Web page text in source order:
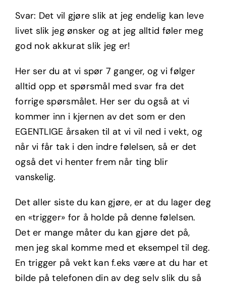
Svar: Det vil gjøre slik at jeg endelig kan leve
livet slik jeg ønsker og at jeg alltid føler meg
god nok akkurat slik jeg er!
Her ser du at vi spør 7 ganger, og vi følger
alltid opp et spørsmål med svar fra det
forrige spørsmålet. Her ser du også at vi
kommer inn i kjernen av det som er den
EGENTLIGE årsaken til at vi vil ned i vekt, og
når vi får tak i den indre følelsen, så er det
også det vi henter frem når ting blir
vanskelig.
Det aller siste du kan gjøre, er at du lager deg
en «trigger» for å holde på denne følelsen.
Det er mange måter du kan gjøre det på,
men jeg skal komme med et eksempel til deg.
En trigger på vekt kan f.eks være at du har et
bilde på telefonen din av deg selv slik du så